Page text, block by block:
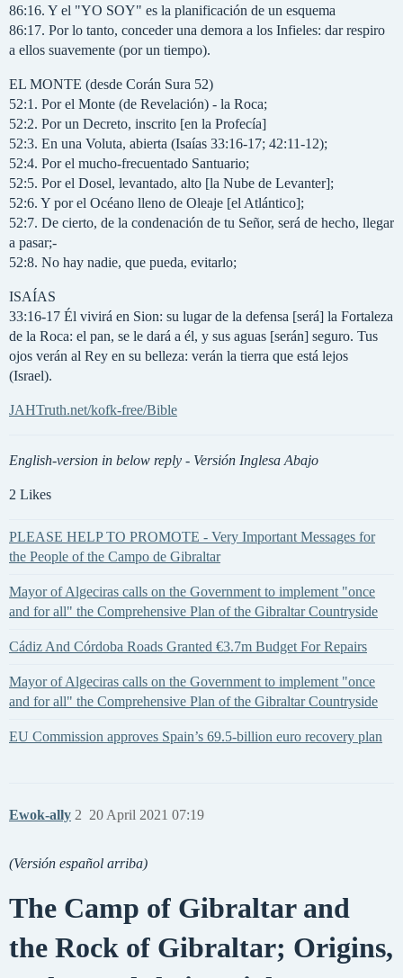
86:16. Y el "YO SOY" es la planificación de un esquema
86:17. Por lo tanto, conceder una demora a los Infieles: dar respiro
a ellos suavemente (por un tiempo).
EL MONTE (desde Corán Sura 52)
52:1. Por el Monte (de Revelación) - la Roca;
52:2. Por un Decreto, inscrito [en la Profecía]
52:3. En una Voluta, abierta (Isaías 33:16-17; 42:11-12);
52:4. Por el mucho-frecuentado Santuario;
52:5. Por el Dosel, levantado, alto [la Nube de Levanter];
52:6. Y por el Océano lleno de Oleaje [el Atlántico];
52:7. De cierto, de la condenación de tu Señor, será de hecho, llegar
a pasar;-
52:8. No hay nadie, que pueda, evitarlo;
ISAÍAS
33:16-17 Él vivirá en Sion: su lugar de la defensa [será] la Fortaleza
de la Roca: el pan, se le dará a él, y sus aguas [serán] seguro. Tus
ojos verán al Rey en su belleza: verán la tierra que está lejos
(Israel).
JAHTruth.net/kofk-free/Bible
English-version in below reply - Versión Inglesa Abajo
2 Likes
PLEASE HELP TO PROMOTE - Very Important Messages for
the People of the Campo de Gibraltar
Mayor of Algeciras calls on the Government to implement "once
and for all" the Comprehensive Plan of the Gibraltar Countryside
Cádiz And Córdoba Roads Granted €3.7m Budget For Repairs
Mayor of Algeciras calls on the Government to implement "once
and for all" the Comprehensive Plan of the Gibraltar Countryside
EU Commission approves Spain’s 69.5-billion euro recovery plan
Ewok-ally 20 April 2021 07:19
2
(Versión español arriba)
The Camp of Gibraltar and
the Rock of Gibraltar; Origins,